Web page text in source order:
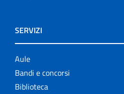
SERVIZI
Aule
Bandi e concorsi
Biblioteca